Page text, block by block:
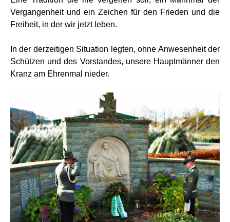
Vergangenheit und ein Zeichen für den Frieden und die
Freiheit, in der wir jetzt leben.
In der derzeitigen Situation legten, ohne Anwesenheit der
Schützen und des Vorstandes, unsere Hauptmänner den
Kranz am Ehrenmal nieder.